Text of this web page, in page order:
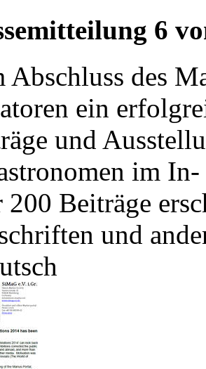
6
Abschluss des
ein
und
im
200 Beiträge
und